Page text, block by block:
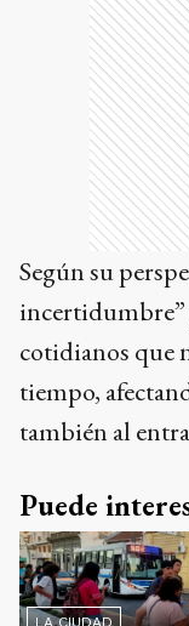
Según su
cotidianos que
tiempo,
también al
Puede
LA CIUDAD